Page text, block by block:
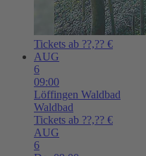
Tickets ab ??,?? €
AUG
6
09:00
Löffingen Waldbad
Waldbad
Tickets ab ??,?? €
AUG
6